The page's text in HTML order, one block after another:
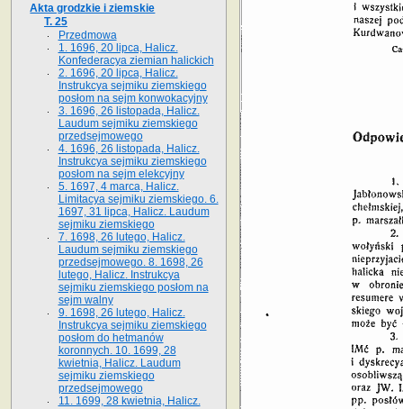
Akta grodzkie i ziemskie
T. 25
Przedmowa
1. 1696, 20 lipca, Halicz.
Konfederacya ziemian halickich
2. 1696, 20 lipca, Halicz.
Instrukcya sejmiku ziemskiego
posłom na sejm konwokacyjny
3. 1696, 26 listopada, Halicz.
Laudum sejmiku ziemskiego
przedsejmowego
4. 1696, 26 listopada, Halicz.
Instrukcya sejmiku ziemskiego
posłom na sejm elekcyjny
5. 1697, 4 marca, Halicz.
Limitacya sejmiku ziemskiego. 6.
1697, 31 lipca, Halicz. Laudum
sejmiku ziemskiego
7. 1698, 26 lutego, Halicz.
Laudum sejmiku ziemskiego
przedsejmowego. 8. 1698, 26
lutego, Halicz. Instrukcya
sejmiku ziemskiego posłom na
sejm walny
9. 1698, 26 lutego, Halicz.
Instrukcya sejmiku ziemskiego
posłom do hetmanów
koronnych. 10. 1699, 28
kwietnia, Halicz. Laudum
sejmiku ziemskiego
przedsejmowego
11. 1699, 28 kwietnia, Halicz.